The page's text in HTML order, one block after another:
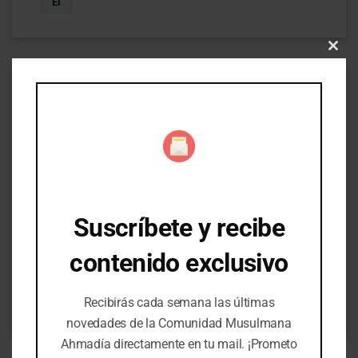
El líder de la Comunidad
musulmana Ahmadía pronuncia
Se celebra la primera
ceremonia de graduación de
Yamia Ahmadía en Alemania en
Suscríbete y recibe
contenido exclusivo
Recibirás cada semana las últimas
novedades de la Comunidad Musulmana
Ahmadía directamente en tu mail. ¡Prometo